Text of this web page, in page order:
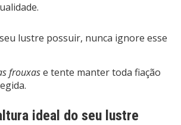
lustre possuir, nunca ignore esse
frouxase tente manter toda fiação
ideal do seu lustre